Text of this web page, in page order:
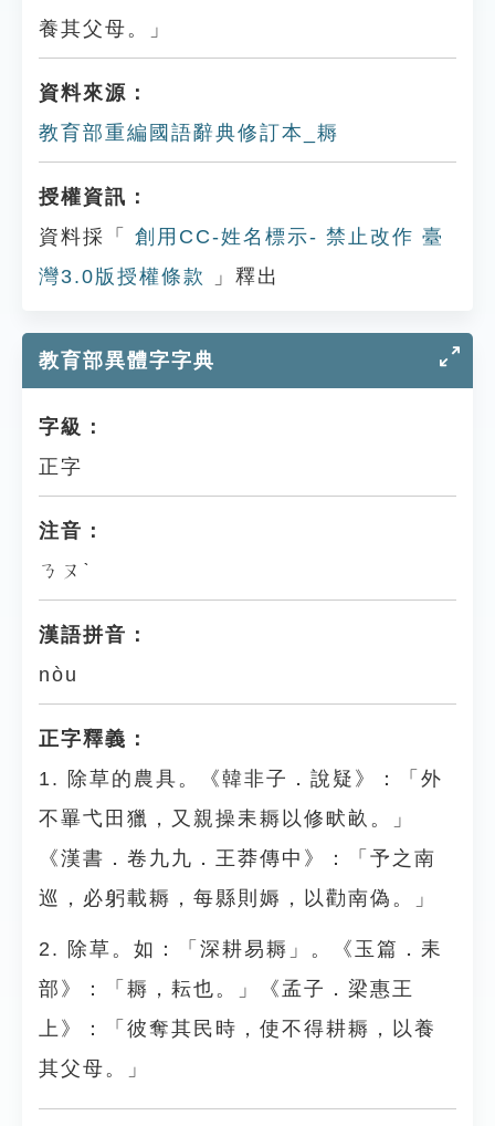
養其父母。」
資料來源：
教育部重編國語辭典修訂本_耨
授權資訊：
資料採「
創用CC-姓名標示- 禁止改作 臺
灣3.0版授權條款
」釋出
教育部異體字字典
字級：
正字
注音：
ㄋㄡˋ
漢語拼音：
nòu
正字釋義：
1. 除草的農具。《韓非子．說疑》：「外
不罼弋田獵，又親操耒耨以修畎畝。」
《漢書．卷九九．王莽傳中》：「予之南
巡，必躬載耨，每縣則媷，以勸南偽。」
2. 除草。如：「深耕易耨」。《玉篇．耒
部》：「耨，耘也。」《孟子．梁惠王
上》：「彼奪其民時，使不得耕耨，以養
其父母。」